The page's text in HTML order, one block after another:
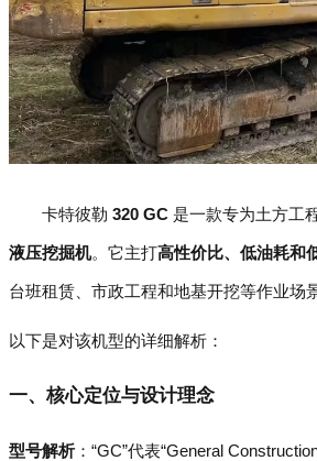
卡特彼勒 320 GC 是一款专为土方工
液压挖掘机。它主打高性价比、低油耗和
台班租赁、市政工程和地基开挖等作业场景
以下是对该机型的详细解析：
一、核心定位与设计理念
型号解析：“GC”代表“General